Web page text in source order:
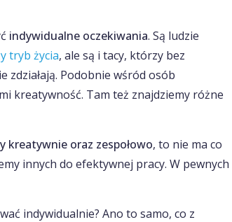
indywidualne oczekiwania. Są ludzie
tryb życia, ale są i tacy, którzy bez
zdziałają. Podobnie wśród osób
kreatywność. Tam też znajdziemy różne
kreatywnie oraz zespołowo, to nie ma co
innych do efektywnej pracy. W pewnych
indywidualnie? Ano to samo, co z